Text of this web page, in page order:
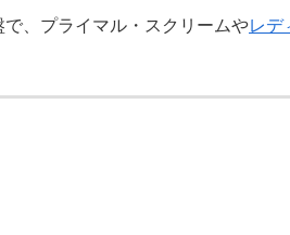
、プライマル・スクリームやレデ